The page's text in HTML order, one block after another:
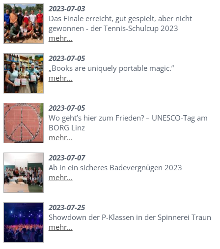
2023-07-03
Das Finale erreicht, gut gespielt, aber nicht
gewonnen - der Tennis-Schulcup 2023
mehr...
2023-07-05
„Books are uniquely portable magic.”
mehr...
2023-07-05
Wo geht’s hier zum Frieden? – UNESCO-Tag am
BORG Linz
mehr...
2023-07-07
Ab in ein sicheres Badevergnügen 2023
mehr...
2023-07-25
Showdown der P-Klassen in der Spinnerei Traun
mehr...